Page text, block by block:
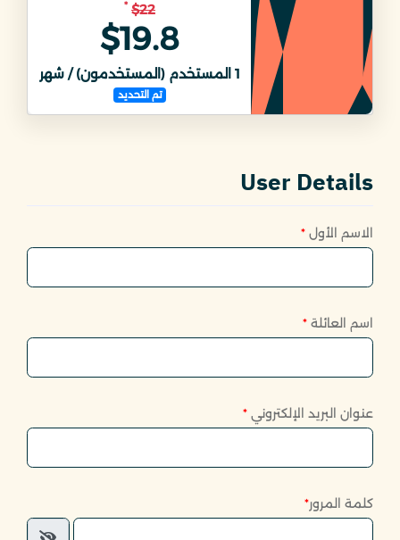
$22
*
$19.8
1 المستخدم (المستخدمون) / شهر
تم التحديد
User Details
الاسم الأول *
اسم العائلة *
عنوان البريد الإلكتروني *
كلمة المرور*